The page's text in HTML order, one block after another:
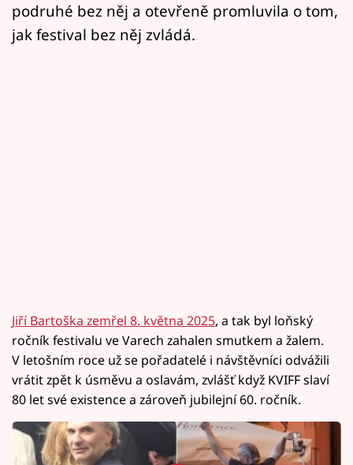
podruhé bez něj a otevřeně promluvila o tom,
jak festival bez něj zvládá.
Jiří Bartoška zemřel 8. května 2025, a tak byl loňský
ročník festivalu ve Varech zahalen smutkem a žalem.
V letošním roce už se pořadatelé i návštěvníci odvážili
vrátit zpět k úsměvu a oslavám, zvlášť když KVIFF slaví
80 let své existence a zároveň jubilejní 60. ročník.